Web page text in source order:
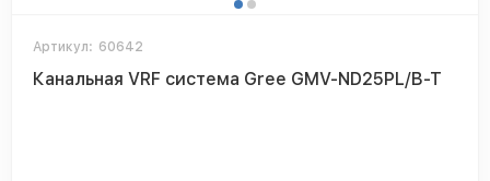
Артикул: 60642
Канальная VRF система Gree GMV-ND25PL/B-T